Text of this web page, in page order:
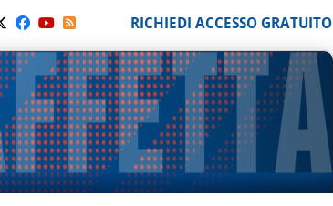
RICHIEDI ACCESSO GRATUITO